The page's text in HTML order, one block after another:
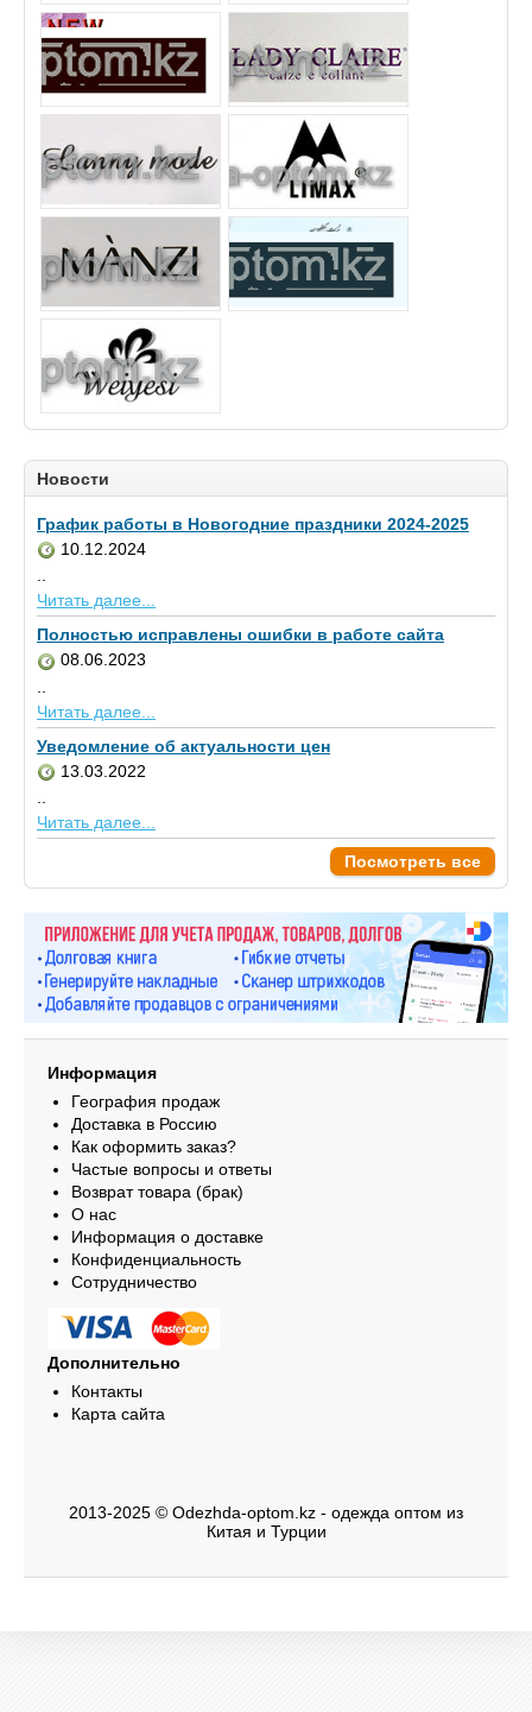
Новости
График работы в Новогодние праздники 2024-2025
10.12.2024
..
Читать далее...
Полностью исправлены ошибки в работе сайта
08.06.2023
Читать далее...
Уведомление об актуальности цен
13.03.2022
Читать далее...
Посмотреть все
Информация
География продаж
Доставка в Россию
Как оформить заказ?
Частые вопросы и ответы
Возврат товара (брак)
О нас
Информация о доставке
Конфиденциальность
Сотрудничество
Дополнительно
Контакты
Карта сайта
2013-2025 © Odezhda-optom.kz - одежда оптом из
Китая и Турции